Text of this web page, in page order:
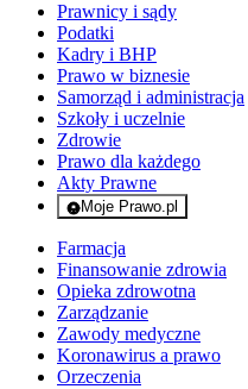
Prawnicy i sądy
Podatki
Kadry i BHP
Prawo w biznesie
Samorząd i administracja
Szkoły i uczelnie
Zdrowie
Prawo dla każdego
Akty Prawne
Moje Prawo.pl
- rejestracja i
Farmacja
Finansowanie zdrowia
Opieka zdrowotna
Zarządzanie
Zawody medyczne
Koronawirus a prawo
Orzeczenia